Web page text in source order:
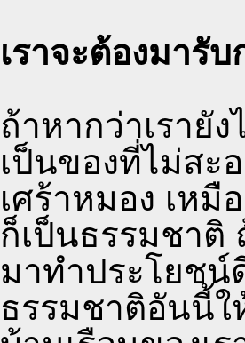
เราจะต้องมารั
ถ้าหากว่าเรายั
เป็นของที่ไม่สะ
เศร้าหมอง เห
ก็เป็นธรรมชาติ
มาทำประโยชน์
ธรรมชาติอันนี้ใ